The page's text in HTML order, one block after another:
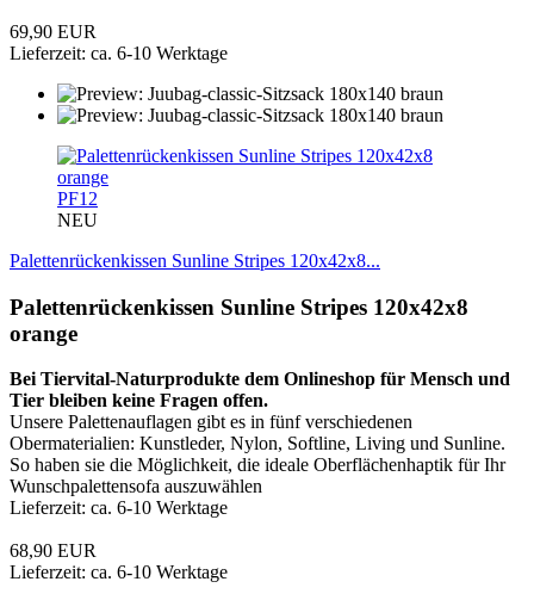
69,90 EUR
Lieferzeit: ca. 6-10 Werktage
PF12
NEU
Palettenrückenkissen Sunline Stripes 120x42x8...
Palettenrückenkissen Sunline Stripes 120x42x8
orange
Bei Tiervital-Naturprodukte dem Onlineshop für Mensch und
Tier bleiben keine Fragen offen.
Unsere Palettenauflagen gibt es in fünf verschiedenen
Obermaterialien: Kunstleder, Nylon, Softline, Living und Sunline.
So haben sie die Möglichkeit, die ideale Oberflächenhaptik für Ihr
Wunschpalettensofa auszuwählen
Lieferzeit: ca. 6-10 Werktage
68,90 EUR
Lieferzeit: ca. 6-10 Werktage